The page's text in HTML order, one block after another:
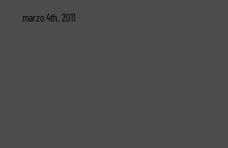
marzo 4th, 2011